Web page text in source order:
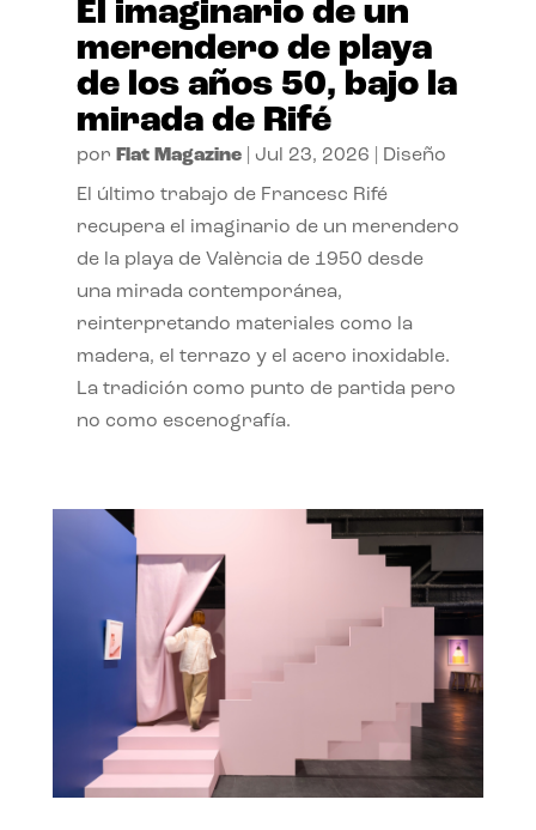
El imaginario de un
merendero de playa
de los años 50, bajo la
mirada de Rifé
por Flat Magazine| Jul 23, 2026 Diseño
El último trabajo de Francesc Rifé
recupera el imaginario de un merendero
de la playa de València de 1950 desde
una mirada contemporánea,
reinterpretando materiales como la
madera, el terrazo y el acero inoxidable.
La tradición como punto de partida pero
no como escenografía.